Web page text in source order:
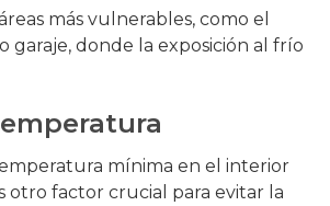
más vulnerables, como el
garaje, donde la exposición al frío
mínima en el interior
otro factor crucial para evitar la